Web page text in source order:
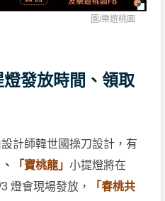
圖/樂遊桃園
發放時間、領取
計師韓世國操刀設計，有
、「寶桃龍」小提燈將在
燈會現場發放，
「春桃共